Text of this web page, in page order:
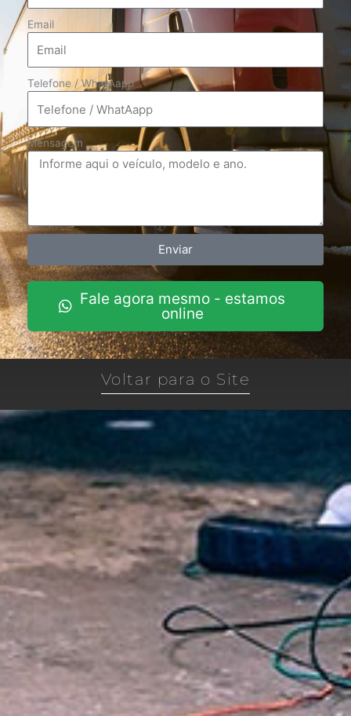
Email
Telefone / WhatAapp
Mensagem
Enviar
Fale agora mesmo - estamos
online
Voltar para o Site